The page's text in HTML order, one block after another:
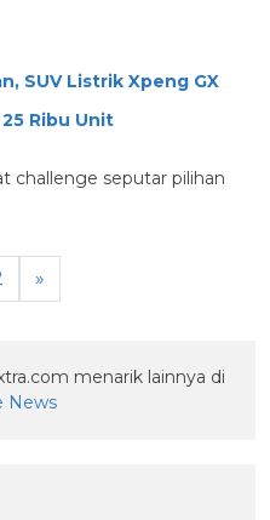
SUV Listrik Xpeng GX
Ribu Unit
challenge seputar pilihan
»
menarik lainnya di
News